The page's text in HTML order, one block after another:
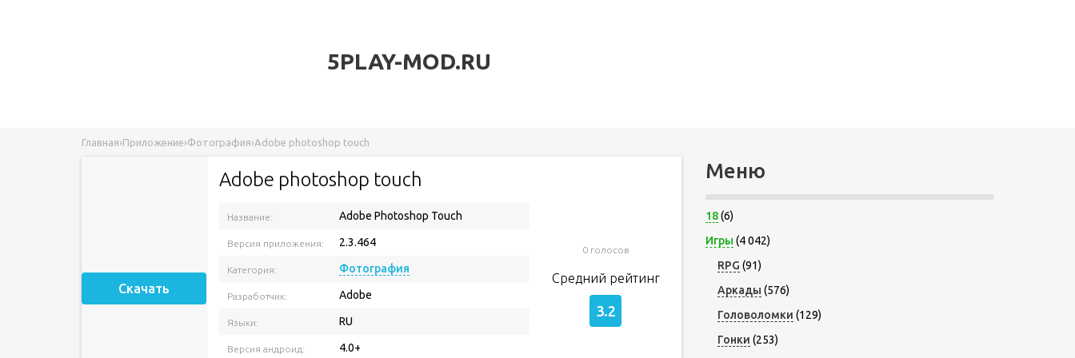
5PLAY-MOD.RU
Главная›Приложение›Фотография›Adobe photoshop touch
Скачать
Adobe photoshop touch
Название: Adobe Photoshop Touch
Версия приложения: 2.3.464
Категория: Фотография
Разработчик: Adobe
Языки: RU
Версия андроид: 4.0+
0 голосов
Средний рейтинг
3.2
Меню
18(6)
Игры (4 042)
RPG (91)
Аркады (576)
Головоломки (129)
Гонки (253)